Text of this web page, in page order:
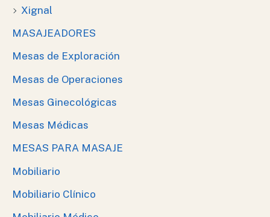
Xignal
MASAJEADORES
Mesas de Exploración
Mesas de Operaciones
Mesas Ginecológicas
Mesas Médicas
MESAS PARA MASAJE
Mobiliario
Mobiliario Clínico